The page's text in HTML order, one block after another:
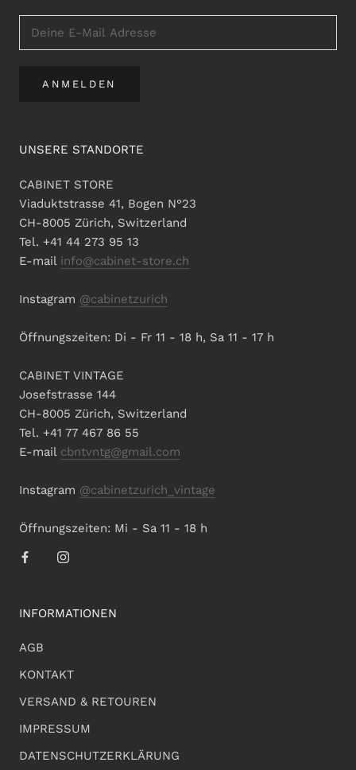
ANMELDEN
UNSERE STANDORTE
CABINET STORE
Viaduktstrasse 41, Bogen N°23
CH-8005 Zürich, Switzerland
Tel. +41 44 273 95 13
E-mail info@cabinet-store.ch
Instagram @cabinetzurich
Öffnungszeiten: Di - Fr 11 - 18 h, Sa 11 - 17 h
CABINET VINTAGE
Josefstrasse 144
CH-8005 Zürich, Switzerland
Tel. +41 77 467 86 55
E-mail cbntvntg@gmail.com
Instagram @cabinetzurich_vintage
Öffnungszeiten: Mi - Sa 11 - 18 h
INFORMATIONEN
AGB
KONTAKT
VERSAND & RETOUREN
IMPRESSUM
DATENSCHUTZERKLÄRUNG